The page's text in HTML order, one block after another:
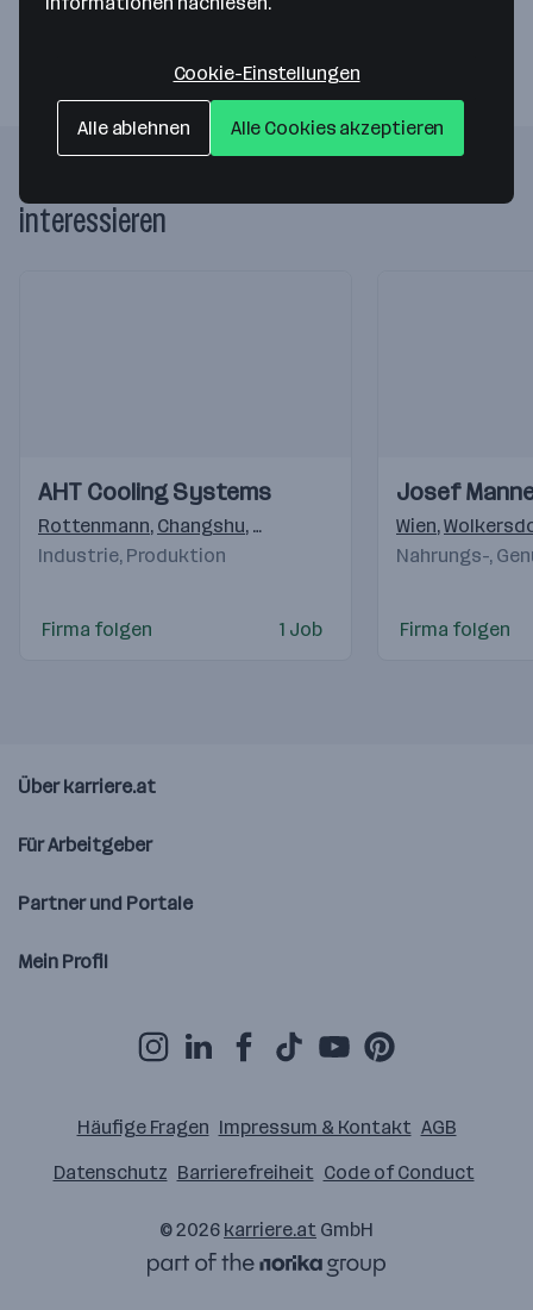
Webseite
interessieren
Videos
Einblicke
Einblicke
AHT Cooling Systems
Rottenmann, Changshu, Navegantes - SC Brasil,Ladson,
Industrie, Produktion
Firma folgen 1 Job
Videos
Einblicke
Einblicke
Josef
Wien,
Nahrungs-,
Firma folgen
Über karriere.at
Für Arbeitgeber
Partner und Portale
Mein Profil
Häufige Fragen Impressum & Kontakt AGB
Datenschutz Barrierefreiheit Code of Conduct
© 2026 karriere.at GmbH
Cookie-Einstellungen
Alle ablehnen Alle Cookies akzeptieren